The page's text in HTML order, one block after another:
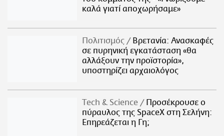
καλά γιατί αποχωρήσαμε»
Πολιτισμός
Βρετανία: Ανασκαφές
σε πυρηνική εγκατάσταση «θα
αλλάξουν την προϊστορία»,
υποστηρίζει αρχαιολόγος
Τech & Science
Προσέκρουσε ο
πύραυλος της SpaceX στη Σελήνη:
Επηρεάζεται η Γη;